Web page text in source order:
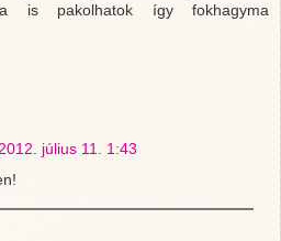
is pakolhatok így fokhagyma
2012. július 11. 1:43